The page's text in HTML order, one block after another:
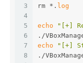
3
4
5
6
7
8
rm *. log
echo
"[+]
./
echo
"[+]
./